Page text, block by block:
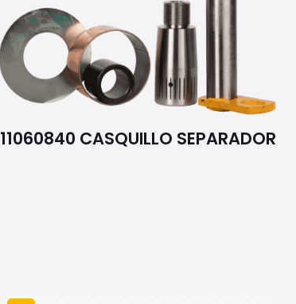
11060840 CASQUILLO SEPARADOR